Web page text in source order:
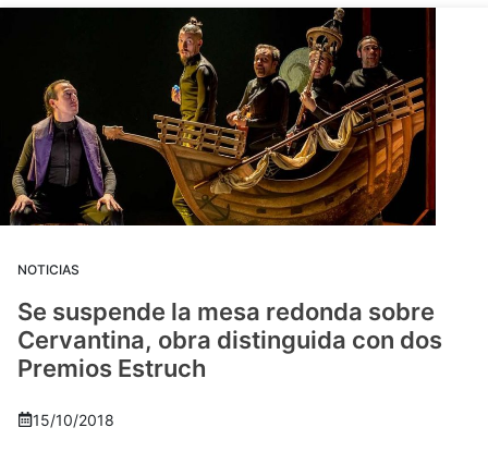
NOTICIAS
Se suspende la mesa redonda sobre
Cervantina, obra distinguida con dos
Premios Estruch
15/10/2018